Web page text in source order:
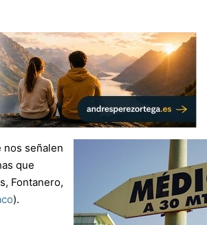
nos señalen
que
Fontanero,
).